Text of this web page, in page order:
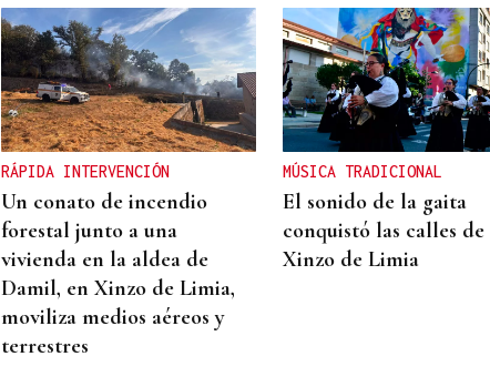
RÁPIDA INTERVENCIÓN
Un conato de incendio
forestal junto a una
vivienda en la aldea de
Damil, en Xinzo de Limia,
moviliza medios aéreos y
terrestres
MÚSICA TRADICIONAL
El sonido de la gaita
conquistó las calles de
Xinzo de Limia